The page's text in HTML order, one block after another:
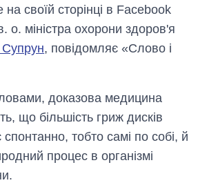
на своїй сторінці в Facebook
о. міністра охорони здоров'я
, повідомляє «Слово і
доказова медицина
що більшість гриж дисків
спонтанно, тобто самі по собі, й
процес в організмі